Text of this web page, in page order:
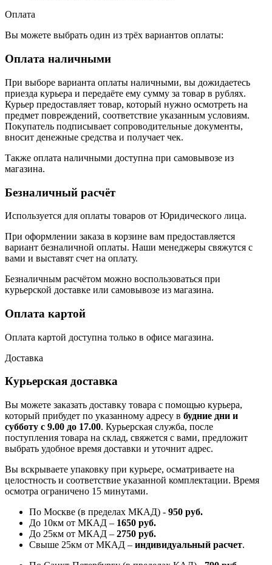
Оплата
Вы можете выбрать один из трёх вариантов оплаты:
Оплата наличными
При выборе варианта оплаты наличными, вы дожидаетесь
приезда курьера и передаёте ему сумму за товар в рублях.
Курьер предоставляет товар, который нужно осмотреть на
предмет повреждений, соответствие указанным условиям.
Покупатель подписывает сопроводительные документы,
вносит денежные средства и получает чек.
Также оплата наличными доступна при самовывозе из
магазина.
Безналичный расчёт
Используется для оплаты товаров от Юридического лица.
При оформлении заказа в корзине вам предоставляется
вариант безналичной оплаты. Наши менеджеры свяжутся с
вами и выставят счет на оплату.
Безналичным расчётом можно воспользоваться при
курьерской доставке или самовывозе из магазина.
Оплата картой
Оплата картой доступна только в офисе магазина.
Доставка
Курьерская доставка
Вы можете заказать доставку товара с помощью курьера,
который прибудет по указанному адресу в будние дни и
субботу с 9.00 до 17.00. Курьерская служба, после
поступления товара на склад, свяжется с вами, предложит
выбрать удобное время доставки и уточнит адрес.
Вы вскрываете упаковку при курьере, осматриваете на
целостность и соответствие указанной комплектации. Время
осмотра ограничено 15 минутами.
По Москве (в пределах МКАД) - 950 руб.
До 10км от МКАД – 1650 руб.
До 25км от МКАД – 2750 руб.
Свыше 25км от МКАД – индивидуальный расчет.